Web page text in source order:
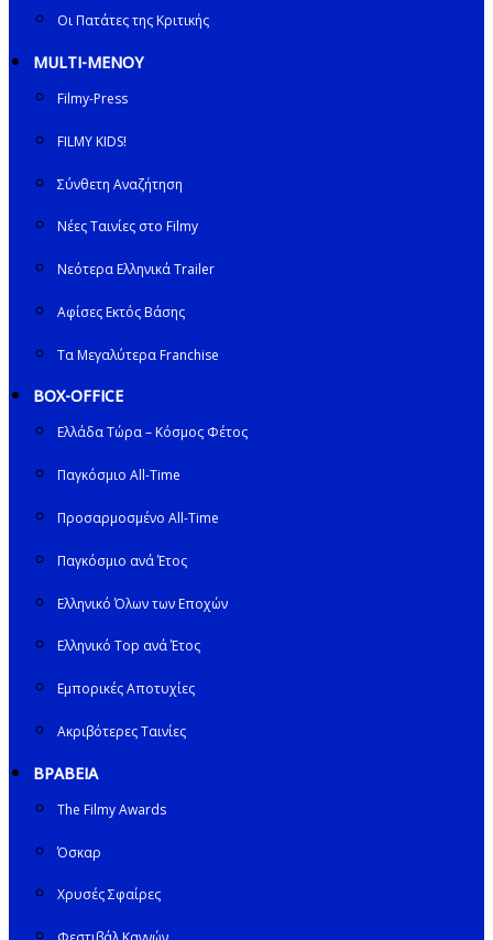
Οι Πατάτες της Κριτικής
MULTI-ΜΕΝΟΥ
Filmy-Press
FILMY KIDS!
Σύνθετη Αναζήτηση
Νέες Ταινίες στο Filmy
Νεότερα Ελληνικά Trailer
Αφίσες Εκτός Βάσης
Τα Μεγαλύτερα Franchise
BOX-OFFICE
Ελλάδα Τώρα – Κόσμος Φέτος
Παγκόσμιο All-Time
Προσαρμοσμένο All-Time
Παγκόσμιο ανά Έτος
Ελληνικό Όλων των Εποχών
Ελληνικό Top ανά Έτος
Εμπορικές Αποτυχίες
Ακριβότερες Ταινίες
ΒΡΑΒΕΙΑ
The Filmy Awards
Όσκαρ
Χρυσές Σφαίρες